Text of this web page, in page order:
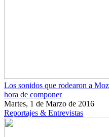
Los sonidos que rodearon a
hora de componer
Martes, 1 de Marzo de 2016
Reportajes & Entrevistas